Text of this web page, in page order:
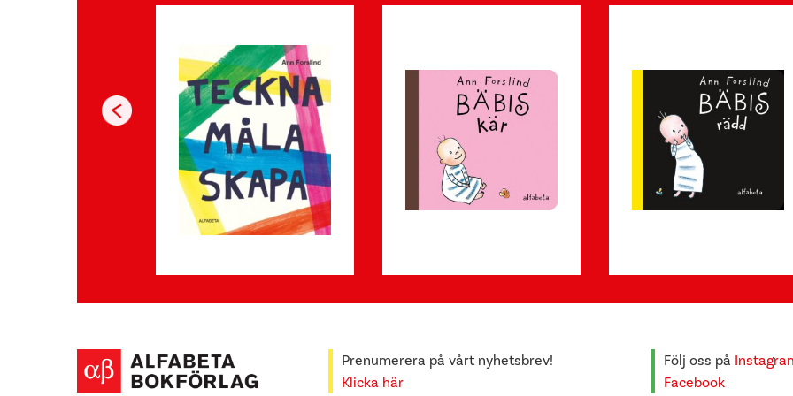
Prenumerera på vårt nyhetsbrev!
Klicka här
Följ oss på
Facebook